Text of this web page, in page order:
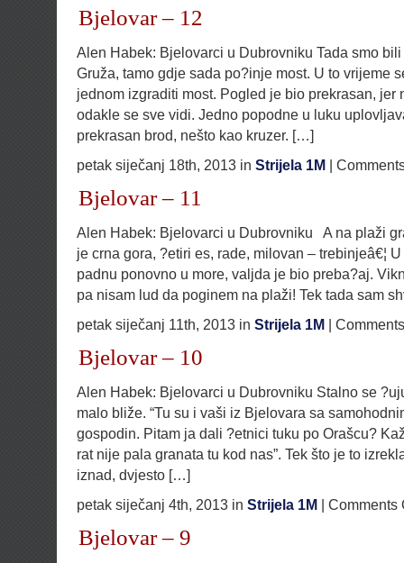
Bjelovar – 12
Alen Habek: Bjelovarci u Dubrovniku Tada smo
Gruža, tamo gdje sada po?inje most. U to vrijeme
jednom izgraditi most. Pogled je bio prekrasan, jer
odakle se sve vidi. Jedno popodne u luku
prekrasan brod, nešto kao kruzer. […]
petak siječanj 18th, 2013 in Strijela 1M |
Bjelovar – 11
Alen Habek: Bjelovarci u Dubrovniku A na plaži
je crna gora, ?etiri es, rade, milovan – trebinjeâ€¦
padnu ponovno u more, valjda je bio preba?aj.
pa nisam lud da poginem na plaži! Tek tada sam
petak siječanj 11th, 2013 in Strijela 1M |
Bjelovar – 10
Alen Habek: Bjelovarci u Dubrovniku Stalno se
malo bliže. “Tu su i vaši iz Bjelovara sa
gospodin. Pitam ja dali ?etnici tuku po Orašcu?
rat nije pala granata tu kod nas”. Tek što je to
iznad, dvjesto […]
petak siječanj 4th, 2013 in Strijela 1M | Comments
Bjelovar – 9